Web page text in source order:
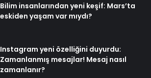
Bilim insanlarından yeni keşif: Mars’ta
eskiden yaşam var mıydı?
Instagram yeni özelliğini duyurdu:
Zamanlanmış mesajlar! Mesaj nasıl
zamanlanır?